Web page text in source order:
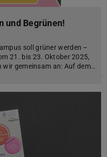
und Begrünen!
soll grüner werden –
21. bis 23. Oktober 2025,
wir gemeinsam an: Auf dem…